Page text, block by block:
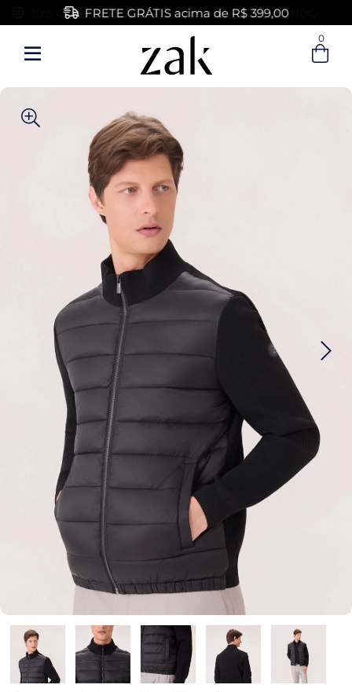
Entre com email ou cpf/cnpj
Criar nova conta
FRETE GRÁTIS acima de R$ 399,00
0